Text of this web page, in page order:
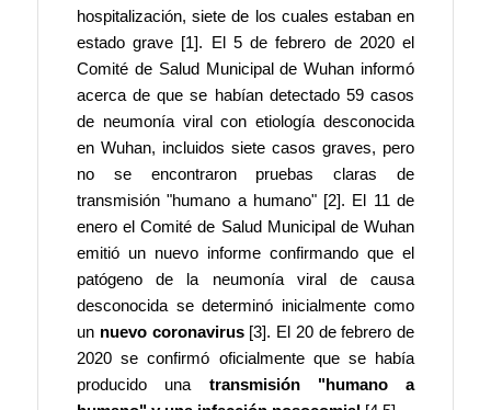
hospitalización, siete de los cuales estaban en
estado grave [1]. El 5 de febrero de 2020 el
Comité de Salud Municipal de Wuhan informó
acerca de que se habían detectado 59 casos
de neumonía viral con etiología desconocida
en Wuhan, incluidos siete casos graves, pero
no se encontraron pruebas claras de
transmisión "humano a humano" [2]. El 11 de
enero el Comité de Salud Municipal de Wuhan
emitió un nuevo informe confirmando que el
patógeno de la neumonía viral de causa
desconocida se determinó inicialmente como
un nuevo coronavirus[3]. El 20 de febrero de
2020 se confirmó oficialmente que se había
producido una transmisión "humano a